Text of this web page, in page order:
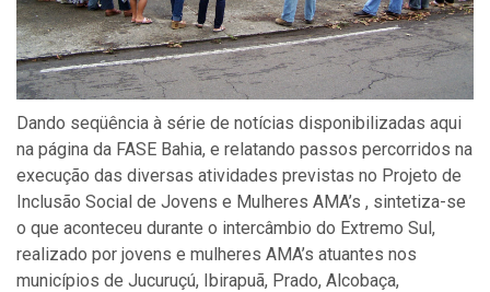
Dando seqüência à série de notícias disponibilizadas aqui
na página da FASE Bahia, e relatando passos percorridos na
execução das diversas atividades previstas no Projeto de
Inclusão Social de Jovens e Mulheres AMA’s , sintetiza-se
o que aconteceu durante o intercâmbio do Extremo Sul,
realizado por jovens e mulheres AMA’s atuantes nos
municípios de Jucuruçú, Ibirapuã, Prado, Alcobaça,